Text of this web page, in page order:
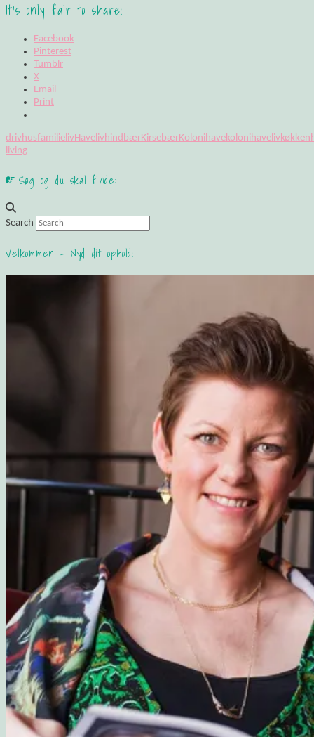
It's only fair to share!
Facebook
Pinterest
Tumblr
X
Email
Print
drivhusfamilielivHavelivhindbærKirsebærKolonihavekolonihaveliv
living
Søg og du skal finde:
Search
Velkommen – Nyd dit ophold!